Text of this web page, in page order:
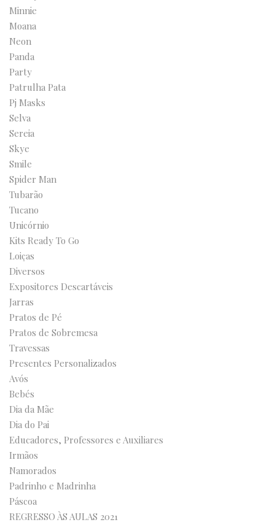
Minnie
Moana
Neon
Panda
Party
Patrulha Pata
Pj Masks
Selva
Sereia
Skye
Smile
Spider Man
Tubarão
Tucano
Unicórnio
Kits Ready To Go
Loiças
Diversos
Expositores Descartáveis
Jarras
Pratos de Pé
Pratos de Sobremesa
Travessas
Presentes Personalizados
Avós
Bebés
Dia da Mãe
Dia do Pai
Educadores, Professores e Auxiliares
Irmãos
Namorados
Padrinho e Madrinha
Páscoa
REGRESSO ÀS AULAS 2021